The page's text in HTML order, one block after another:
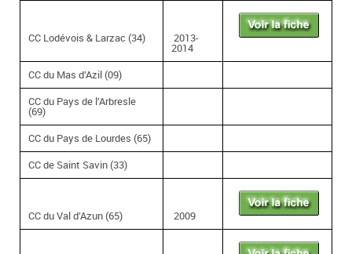
CC Lodévois & Larzac (34) 2013-
2014
CC du Mas d’Azil (09)
CC du Pays de l’Arbresle
(69)
CC du Pays de Lourdes (65)
CC de Saint Savin (33)
CC du Val d’Azun (65) 2009